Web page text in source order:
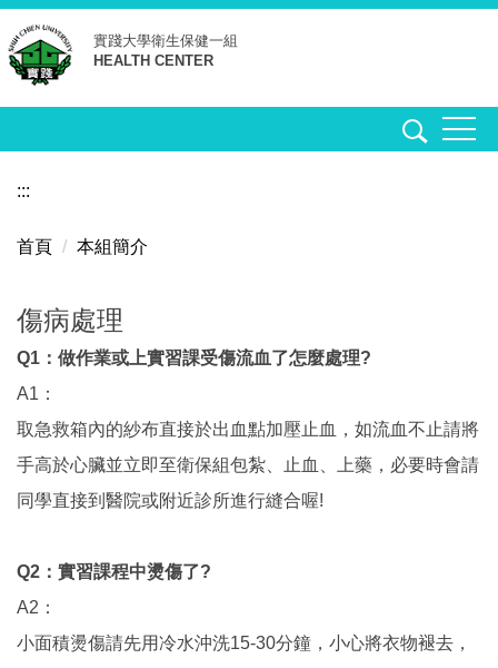
跳
到
主
要
區
實踐大學衛生保健一組
HEALTH CENTER
:::
首頁 本組簡介
傷病處理
Q1：做作業或上實習課受傷流血了怎麼處理?
A1：
取急救箱內的紗布直接於出血點加壓止血，如流血不止請將
手高於心臟並立即至衛保組包紮、止血、上藥，必要時會請
同學直接到醫院或附近診所進行縫合喔!
Q2：實習課程中燙傷了?
A2：
小面積燙傷請先用冷水沖洗15-30分鐘，小心將衣物褪去，